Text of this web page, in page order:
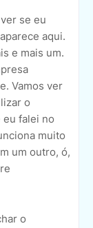
se eu
aqui.
e mais um.
Vamos ver
o
eu falei no
muito
um outro, ó,
o